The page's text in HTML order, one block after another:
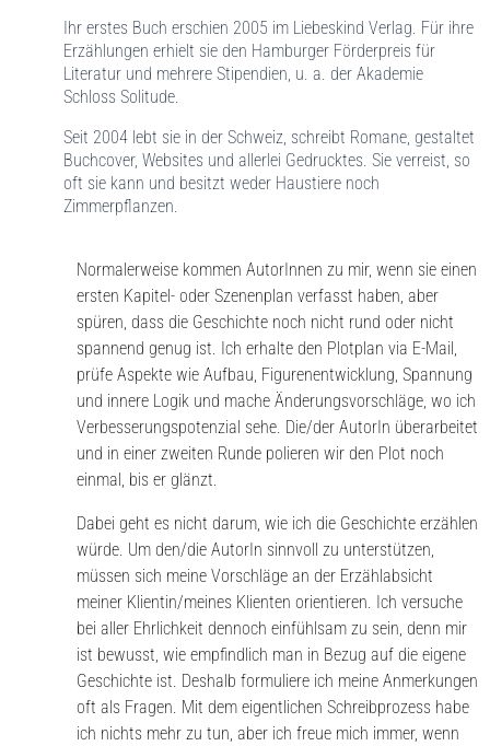
Ihr erstes Buch erschien 2005 im Liebeskind Verlag. Für ihre
Erzählungen erhielt sie den Hamburger Förderpreis für
Literatur und mehrere Stipendien, u. a. der Akademie
Schloss Solitude.
Seit 2004 lebt sie in der Schweiz, schreibt Romane, gestaltet
Buchcover, Websites und allerlei Gedrucktes. Sie verreist, so
oft sie kann und besitzt weder Haustiere noch
Zimmerpflanzen.
Normalerweise kommen AutorInnen zu mir, wenn sie einen
ersten Kapitel- oder Szenenplan verfasst haben, aber
spüren, dass die Geschichte noch nicht rund oder nicht
spannend genug ist. Ich erhalte den Plotplan via E-Mail,
prüfe Aspekte wie Aufbau, Figurenentwicklung, Spannung
und innere Logik und mache Änderungsvorschläge, wo ich
Verbesserungspotenzial sehe. Die/der AutorIn überarbeitet
und in einer zweiten Runde polieren wir den Plot noch
einmal, bis er glänzt.
Dabei geht es nicht darum, wie ich die Geschichte erzählen
würde. Um den/die AutorIn sinnvoll zu unterstützen,
müssen sich meine Vorschläge an der Erzählabsicht
meiner Klientin/meines Klienten orientieren. Ich versuche
bei aller Ehrlichkeit dennoch einfühlsam zu sein, denn mir
ist bewusst, wie empfindlich man in Bezug auf die eigene
Geschichte ist. Deshalb formuliere ich meine Anmerkungen
oft als Fragen. Mit dem eigentlichen Schreibprozess habe
ich nichts mehr zu tun, aber ich freue mich immer, wenn